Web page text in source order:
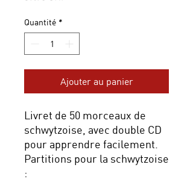
Quantité *
Ajouter au panier
Livret de 50 morceaux de
schwytzoise, avec double CD
pour apprendre facilement.
Partitions pour la schwytzoise
: